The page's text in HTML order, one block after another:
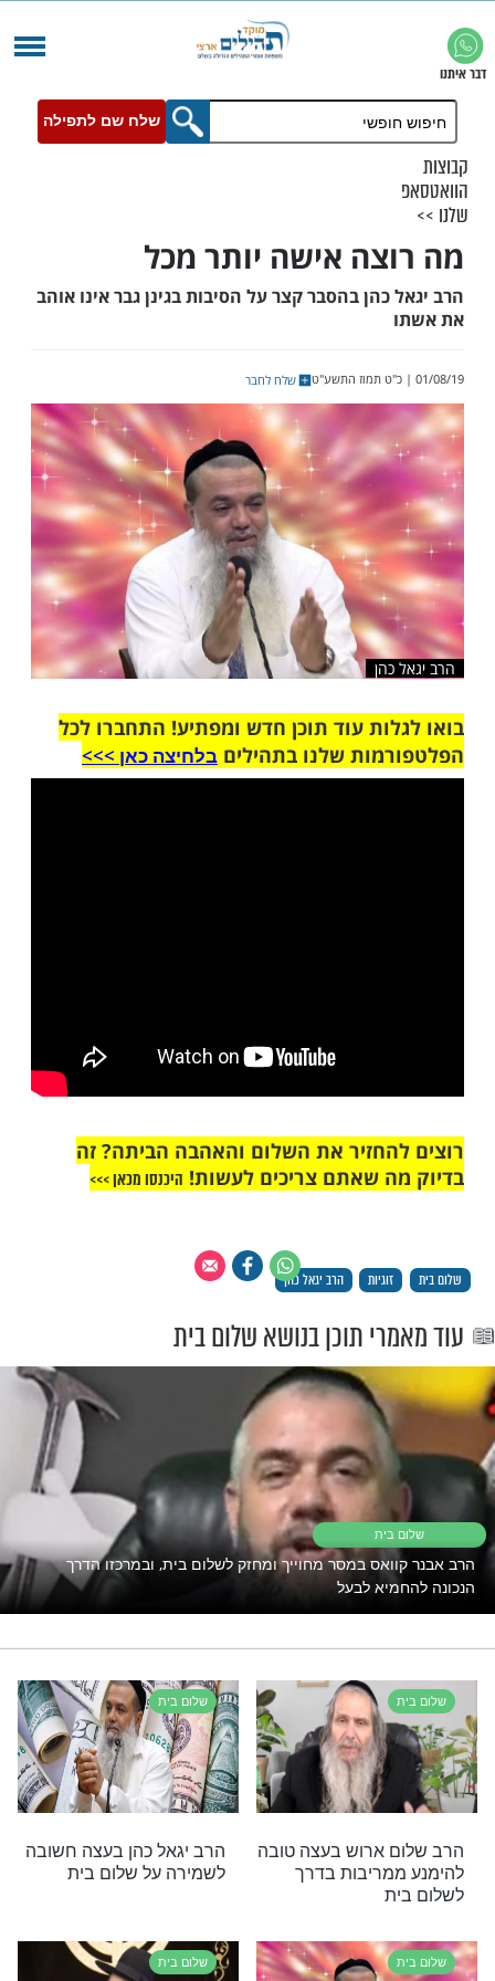
שלח שם לתפילה
אישה יותר מכל
בהסבר קצר על הסיבות בגינן גבר אינו אוהב
שלח לחבר
זוגיות הרב יגאל כהן
את השלום והאהבה הביתה? זה
שאתם צריכים לעשות!היכנסו מכאן >>>
תוכן בנושא שלום בית
במסר מחוייך ומחזק לשלום בית, ובמרכזו הדרך